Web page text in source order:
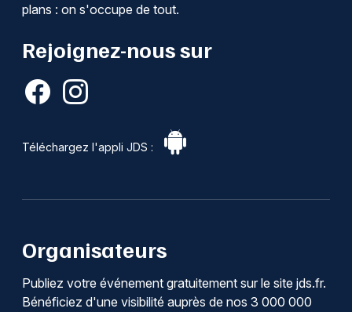
plans : on s'occupe de tout.
Rejoignez-nous sur
Téléchargez l'appli JDS :
Organisateurs
Publiez votre événement gratuitement sur le site jds.fr.
Bénéficiez d'une visibilité auprès de nos 3 000 000